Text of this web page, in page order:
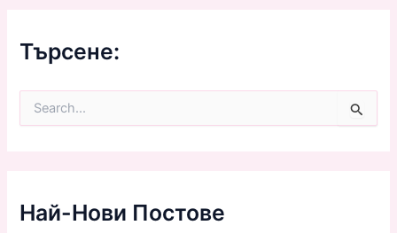
Търсене:
f
oНай-Нови Постове